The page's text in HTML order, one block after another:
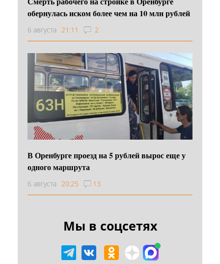
обернулась иском более чем на 10 млн рублей
6 августа 21:11 2
В Оренбурге проезд на 5 рублей вырос еще у
одного маршрута
6 августа 20:25 13
Мы в соцсетях